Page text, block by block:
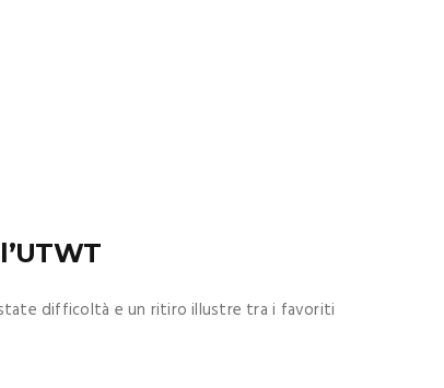
state difficoltà e un ritiro illustre tra i favoriti